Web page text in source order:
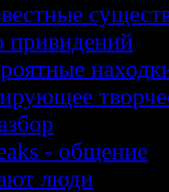
привидений
- общение
люди